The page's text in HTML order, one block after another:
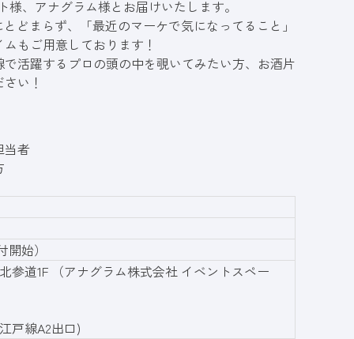
、アナグラム様とお届けいたします。
どまらず、「最近のマーケで気になってること」
もご用意しております！
活躍するプロの頭の中を覗いてみたい方、お酒片
い！
当者
始）
参道1F （アナグラム株式会社 イベントスペー
戸線A2出口)